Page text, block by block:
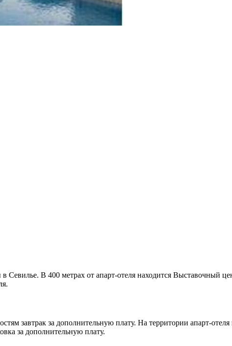
Севилье. В 400 метрах от апарт-отеля находится Выставочный
завтрак за дополнительную плату. На территории апарт-отеля
за дополнительную плату.